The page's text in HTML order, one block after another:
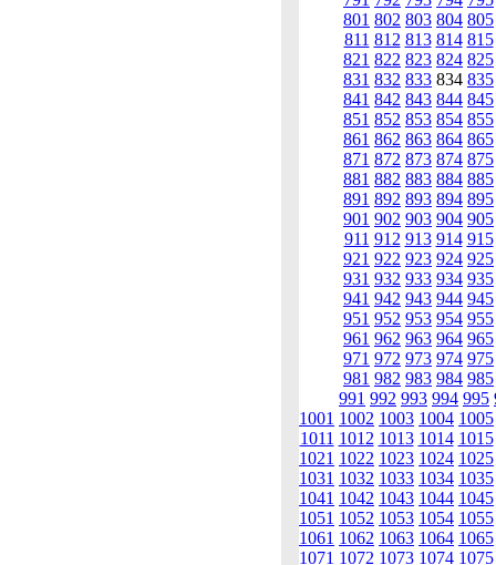
801 802 803 804 805
811 812 813 814 815
821 822 823 824 825
831 832 833 834 835
841 842 843 844 845
851 852 853 854 855
861 862 863 864 865
871 872 873 874 875
881 882 883 884 885
891 892 893 894 895
901 902 903 904 905
911 912 913 914 915
921 922 923 924 925
931 932 933 934 935
941 942 943 944 945
951 952 953 954 955
961 962 963 964 965
971 972 973 974 975
981 982 983 984 985
991 992 993 994 995
1001 1002 1003 1004 1005
1011 1012 1013 1014 1015
1021 1022 1023 1024 1025
1031 1032 1033 1034 1035
1041 1042 1043 1044 1045
1051 1052 1053 1054 1055
1061 1062 1063 1064 1065
1071 1072 1073 1074 1075